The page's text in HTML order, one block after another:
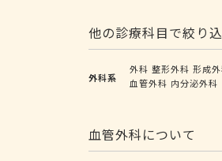
他の診療科目で絞り
外科系
外科 整形外科 形成
血管外科 内分泌外科
血管外科について